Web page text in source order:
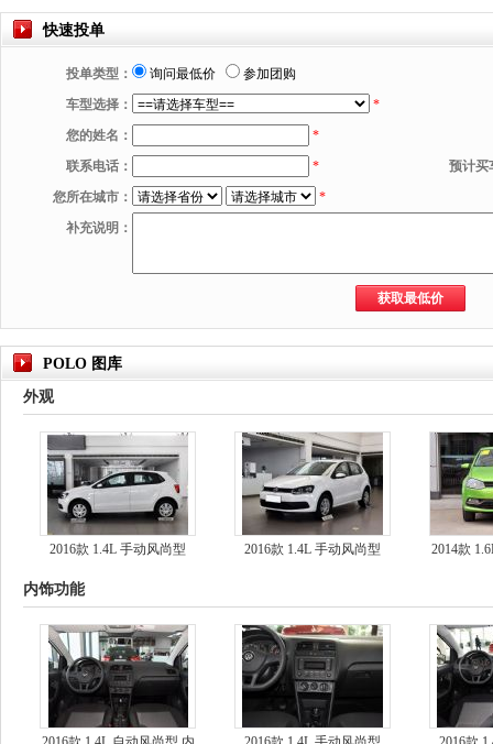
快速投单
投单类型： 询问最低价
参加团购
车型选择：
*
您的姓名：
*
联系电话：
*
预计买
您所在城市：
*
补充说明：
POLO 图库
外观
2016款 1.4L 手动风尚型 2016款 1.4L 手动风尚型 2014款
内饰功能